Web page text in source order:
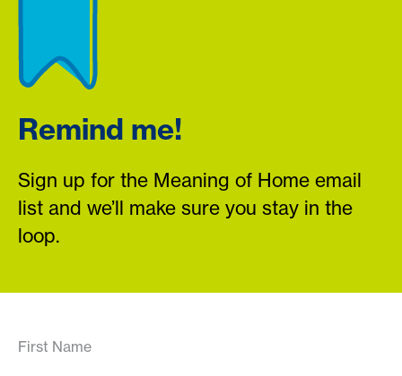
Remind me!
Sign up for the Meaning of Home email
list and we’ll make sure you stay in the
loop.
First Name